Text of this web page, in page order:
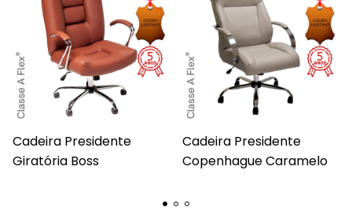
Cadeira Presidente
Giratória Boss
Cadeira Presidente
Copenhague Caramelo